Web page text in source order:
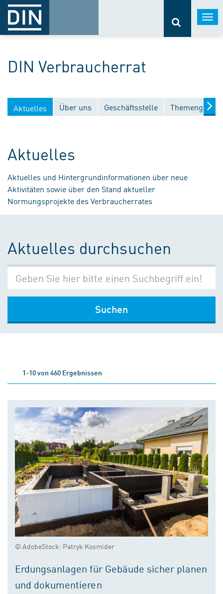
DIN Verbraucherrat
Aktuelles Über uns Geschäftsstelle
Aktuelles
Aktuelles und Hintergrundinformationen über neue
Aktivitäten sowie über den Stand aktueller
Normungsprojekte des Verbraucherrates
Aktuelles durchsuchen
Suchen
1-10 von 460 Ergebnissen
© AdobeStock: Patryk Kosmider
Erdungsanlagen für Gebäude sicher planen
und dokumentieren